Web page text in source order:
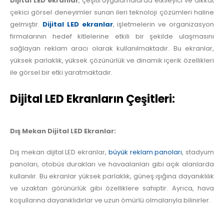
çekici görsel deneyimler sunan ileri teknoloji çözümleri haline
gelmiştir. Dijital LED ekranlar, işletmelerin ve organizasyon
firmalarının hedef kitlelerine etkili bir şekilde ulaşmasını
sağlayan reklam aracı olarak kullanılmaktadır. Bu ekranlar,
yüksek parlaklık, yüksek çözünürlük ve dinamik içerik özellikleri
ile görsel bir etki yaratmaktadır.
Dijital LED Ekranların Çeşitleri:
Dış Mekan Dijital LED Ekranlar:
Dış mekan dijital LED ekranlar, büyük reklam panoları, stadyum
panoları, otobüs durakları ve havaalanları gibi açık alanlarda
kullanılır. Bu ekranlar yüksek parlaklık, güneş ışığına dayanıklılık
ve uzaktan görünürlük gibi özelliklere sahiptir. Ayrıca, hava
koşullarına dayanıklıdırlar ve uzun ömürlü olmalarıyla bilinirler.